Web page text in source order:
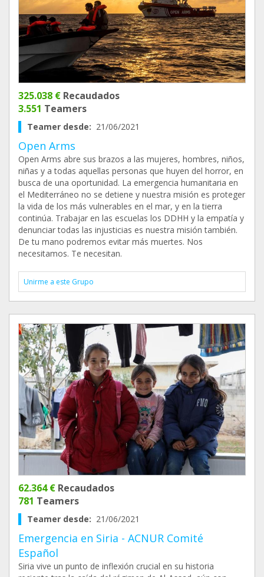
325.038 € Recaudados
3.551 Teamers
Teamer desde: 21/06/2021
Open Arms
Open Arms abre sus brazos a las mujeres, hombres, niños,
niñas y a todas aquellas personas que huyen del horror, en
busca de una oportunidad. La emergencia humanitaria en
el Mediterráneo no se detiene y nuestra misión es proteger
la vida de los más vulnerables en el mar, y en la tierra
continúa. Trabajar en las escuelas los DDHH y la empatía y
denunciar todas las injusticias es nuestra misión también.
De tu mano podremos evitar más muertes. Nos
necesitamos. Te necesitan.
Unirme a este Grupo
62.364 € Recaudados
781 Teamers
Teamer desde: 21/06/2021
Emergencia en Siria - ACNUR Comité
Español
Siria vive un punto de inflexión crucial en su historia